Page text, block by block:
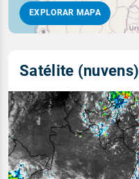
EXPLORAR MAPA
Satélite (nuvens)